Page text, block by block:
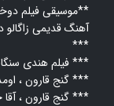
موسیقی فیلم دوخواهر**
آهنگ قدیمی زاگالو
***
فیلم هندی سنگام ،زیبا ***
گنج قارون ، اومدم از هند اومدم ، ایرج ***
گنج قارون ، آقا خودش خوب میدونه ، ایرج ***